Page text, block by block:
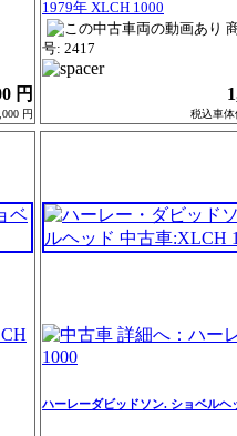
円
円
1979年 XLCH 1000
号: 2417
税込車体
ハーレーダビッドソン. ショベルヘ